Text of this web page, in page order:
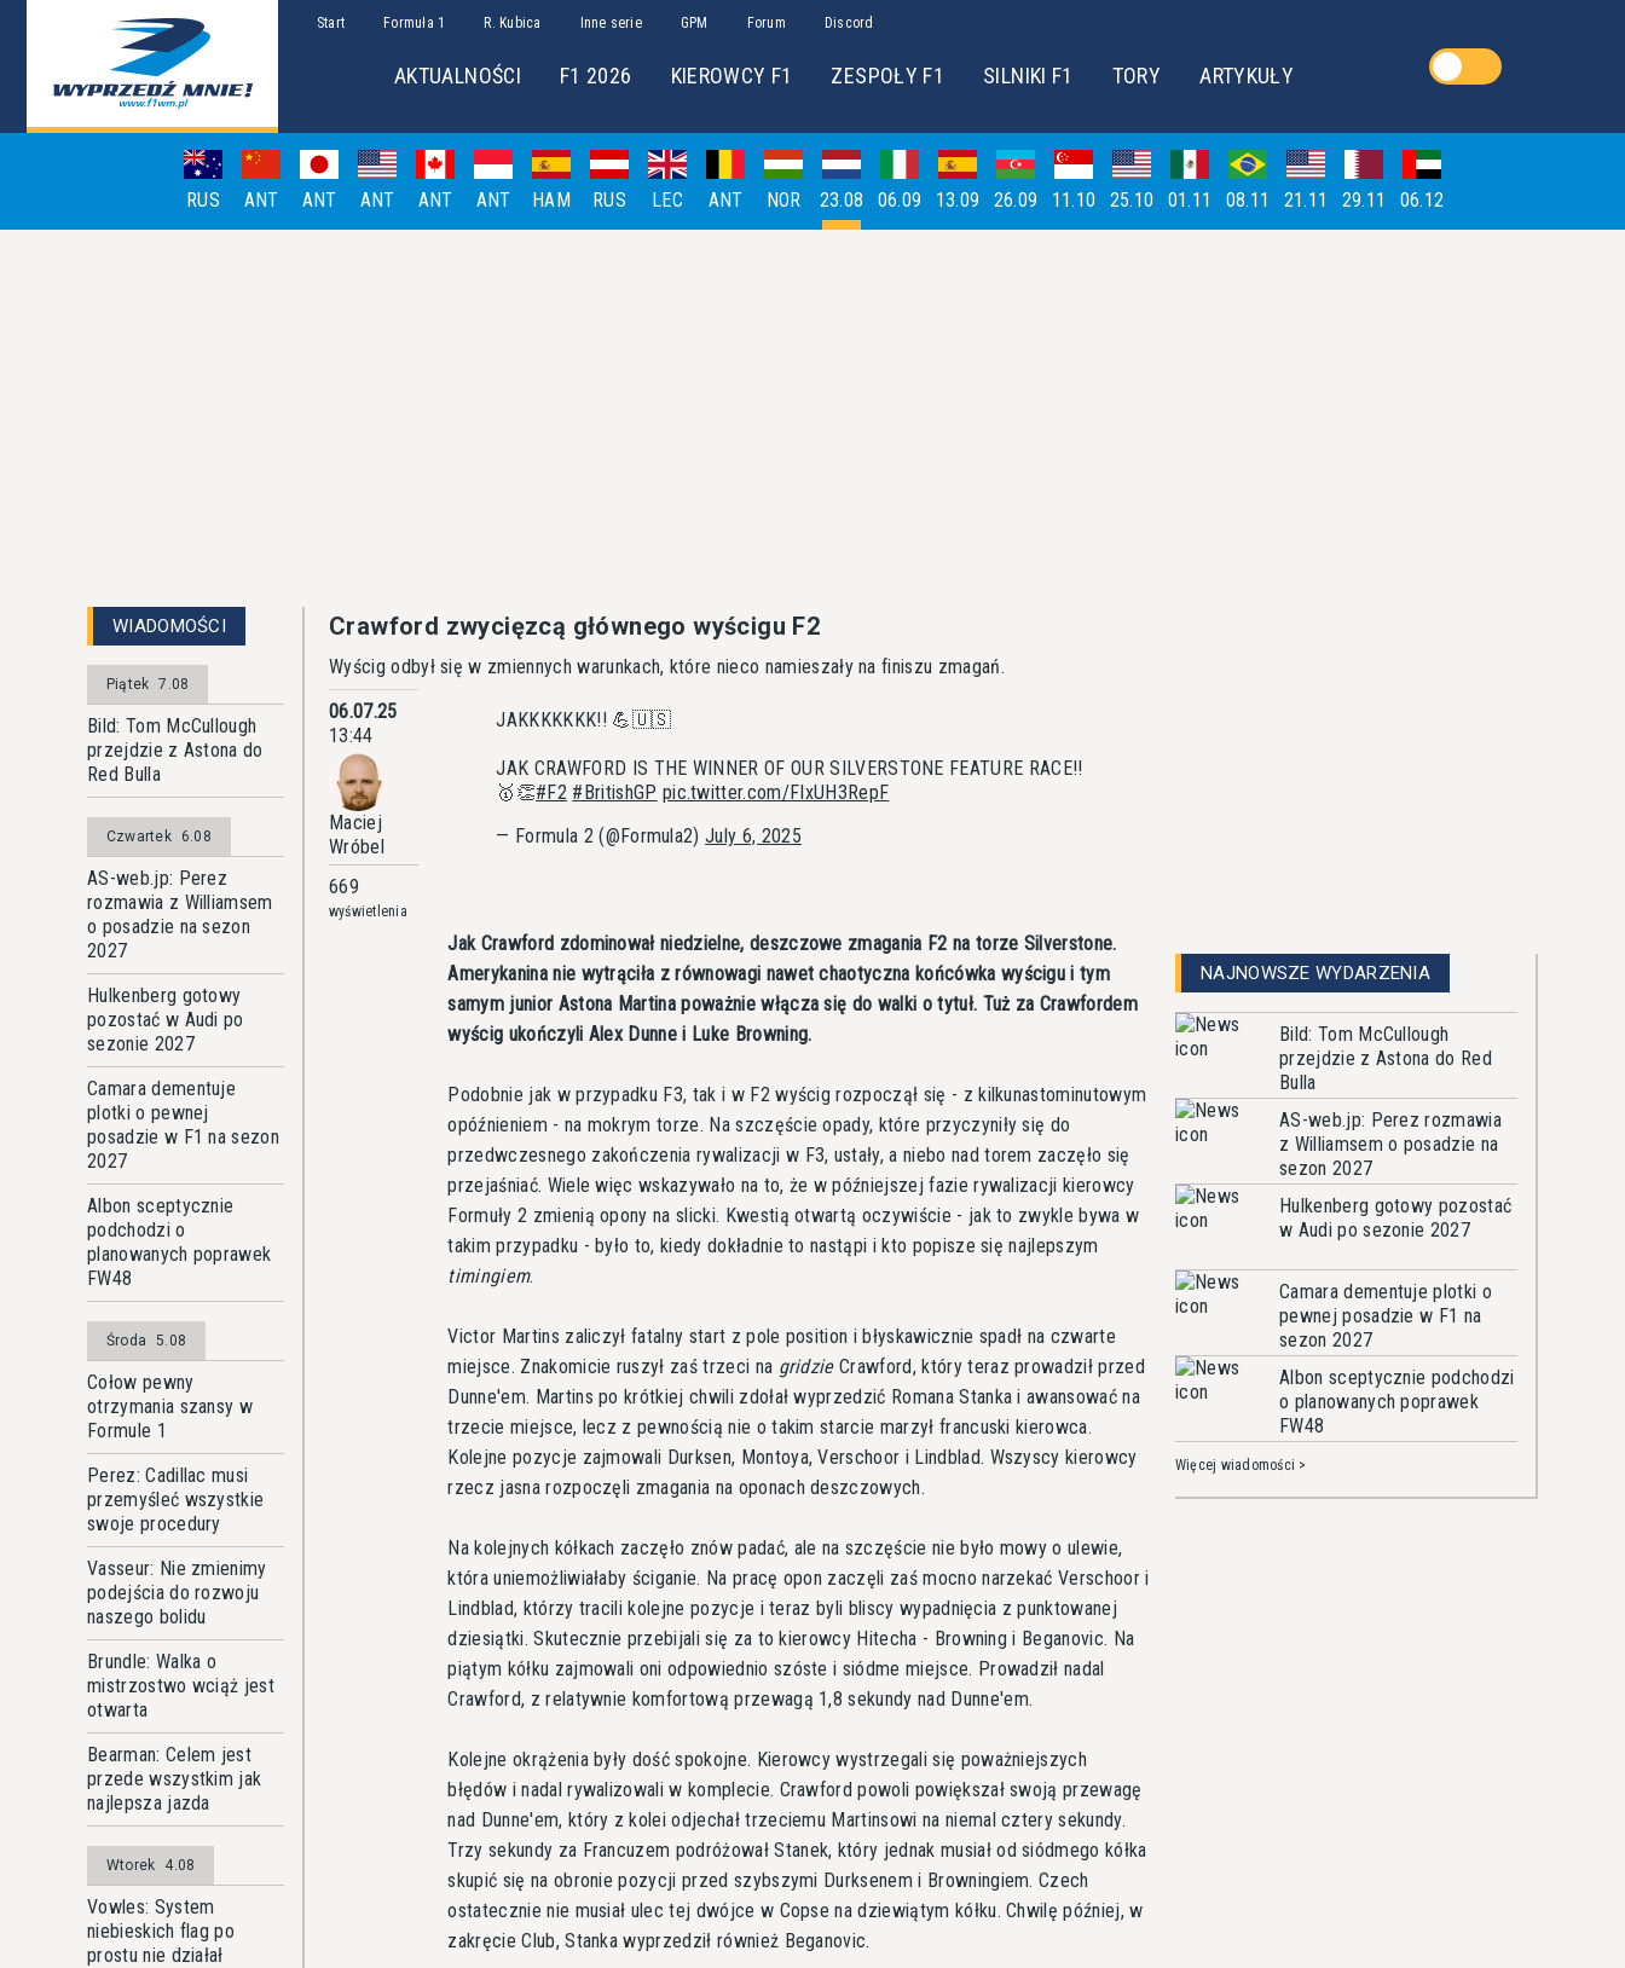
Start Formuła 1 R. Kubica Inne serie GPM Forum Discord
AKTUALNOŚCI F1 2026 KIEROWCY F1 ZESPOŁY F1 SILNIKI F1 TORY ARTYKUŁY
RUS ANT ANT ANT ANT ANT HAM RUS LEC ANT NOR 23.08 06.09 13.09 26.09 11.10 25.10 01.11 08.11 21.11 29.11 06.12
WIADOMOŚCI
Piątek 7.08
Bild: Tom McCullough
przejdzie z Astona do
Red Bulla
Czwartek 6.08
AS-web.jp: Perez
rozmawia z Williamsem
o posadzie na sezon
2027
Hulkenberg gotowy
pozostać w Audi po
sezonie 2027
Camara dementuje
plotki o pewnej
posadzie w F1 na sezon
2027
Albon sceptycznie
podchodzi o
planowanych poprawek
FW48
Środa 5.08
Cołow pewny
otrzymania szansy w
Formule 1
Perez: Cadillac musi
przemyśleć wszystkie
swoje procedury
Vasseur: Nie zmienimy
podejścia do rozwoju
naszego bolidu
Brundle: Walka o
mistrzostwo wciąż jest
otwarta
Bearman: Celem jest
przede wszystkim jak
najlepsza jazda
Wtorek 4.08
Vowles: System
niebieskich flag po
prostu nie działał
Crawford zwycięzcą głównego wyścigu F2
Wyścig odbył się w zmiennych warunkach, które nieco namieszały na finiszu zmagań.
06.07.25
13:44
Maciej
Wróbel
669
wyświetlenia
JAKKKKKKK!! 💪🇺🇸
JAK CRAWFORD IS THE WINNER OF OUR SILVERSTONE FEATURE RACE!!
🥇👏#F2 #BritishGP pic.twitter.com/FIxUH3RepF
— Formula 2 (@Formula2)July 6, 2025
Jak Crawford zdominował niedzielne, deszczowe zmagania F2 na torze Silverstone.
Amerykanina nie wytrąciła z równowagi nawet chaotyczna końcówka wyścigu i tym
samym junior Astona Martina poważnie włącza się do walki o tytuł. Tuż za Crawfordem
wyścig ukończyli Alex Dunne i Luke Browning.
Podobnie jak w przypadku F3, tak i w F2 wyścig rozpoczął się - z kilkunastominutowym
opóźnieniem - na mokrym torze. Na szczęście opady, które przyczyniły się do
przedwczesnego zakończenia rywalizacji w F3, ustały, a niebo nad torem zaczęło się
przejaśniać. Wiele więc wskazywało na to, że w późniejszej fazie rywalizacji kierowcy
Formuły 2 zmienią opony na slicki. Kwestią otwartą oczywiście - jak to zwykle bywa w
takim przypadku - było to, kiedy dokładnie to nastąpi i kto popisze się najlepszym
timingiem.
Victor Martins zaliczył fatalny start z pole position i błyskawicznie spadł na czwarte
miejsce. Znakomicie ruszył zaś trzeci na gridzieCrawford, który teraz prowadził przed
Dunne'em. Martins po krótkiej chwili zdołał wyprzedzić Romana Stanka i awansować na
trzecie miejsce, lecz z pewnością nie o takim starcie marzył francuski kierowca.
Kolejne pozycje zajmowali Durksen, Montoya, Verschoor i Lindblad. Wszyscy kierowcy
rzecz jasna rozpoczęli zmagania na oponach deszczowych.
Na kolejnych kółkach zaczęło znów padać, ale na szczęście nie było mowy o ulewie,
która uniemożliwiałaby ściganie. Na pracę opon zaczęli zaś mocno narzekać Verschoor i
Lindblad, którzy tracili kolejne pozycje i teraz byli bliscy wypadnięcia z punktowanej
dziesiątki. Skutecznie przebijali się za to kierowcy Hitecha - Browning i Beganovic. Na
piątym kółku zajmowali oni odpowiednio szóste i siódme miejsce. Prowadził nadal
Crawford, z relatywnie komfortową przewagą 1,8 sekundy nad Dunne'em.
Kolejne okrążenia były dość spokojne. Kierowcy wystrzegali się poważniejszych
błędów i nadal rywalizowali w komplecie. Crawford powoli powiększał swoją przewagę
nad Dunne'em, który z kolei odjechał trzeciemu Martinsowi na niemal cztery sekundy.
Trzy sekundy za Francuzem podróżował Stanek, który jednak musiał od siódmego kółka
skupić się na obronie pozycji przed szybszymi Durksenem i Browningiem. Czech
ostatecznie nie musiał ulec tej dwójce w Copse na dziewiątym kółku. Chwilę później, w
zakręcie Club, Stanka wyprzedził również Beganovic.
NAJNOWSZE WYDARZENIA
Bild: Tom McCullough
przejdzie z Astona do Red
Bulla
AS-web.jp: Perez rozmawia
z Williamsem o posadzie na
sezon 2027
Hulkenberg gotowy pozostać
w Audi po sezonie 2027
Camara dementuje plotki o
pewnej posadzie w F1 na
sezon 2027
Albon sceptycznie podchodzi
o planowanych poprawek
FW48
Więcej wiadomości >